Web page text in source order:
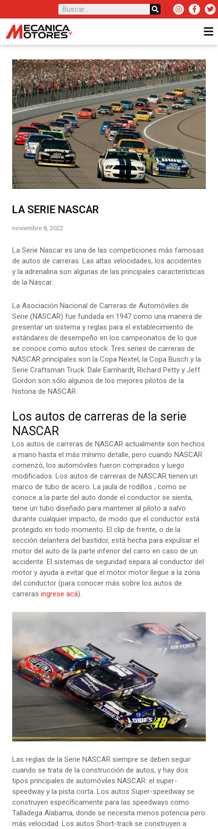
LA SERIE NASCAR
noviembre 8, 2022
La Serie Nascar es una de las competiciones más famosas
de autos de carreras. Las altas velocidades, los accidentes
y la adrenalina son algunas de las principales características
de la Nascar.
La Asociación Nacional de Carreras de Automóviles de
Serie (NASCAR) fue fundada en 1947 como una manera de
presentar un sistema y reglas para el establecimiento de
estándares de desempeño en los campeonatos de lo que
se conoce como autos stock. Tres series de carreras de
NASCAR principales son la Copa Nextel, la Copa Busch y la
Serie Craftsman Truck. Dale Earnhardt, Richard Petty y Jeff
Gordon son sólo algunos de los mejores pilotos de la
historia de NASCAR.
Los autos de carreras de la serie
NASCAR
Los autos de carreras de NASCAR actualmente son hechos
a mano hasta el más mínimo detalle, pero cuando NASCAR
comenzó, los automóviles fueron comprados y luego
modificados. Los autos de carreras de NASCAR tienen un
marco de tubo de acero. La jaula de rodillos , como se
conoce a la parte del auto donde el conductor se sienta,
tiene un tubo diseñado para mantener al piloto a salvo
durante cualquier impacto, de modo que el conductor está
protegido en todo momento. El clip de frente, o de la
sección delantera del bastidor, está hecha para expulsar el
motor del auto de la parte inferior del carro en caso de un
accidente. El sistemas de seguridad separa al conductor del
motor y ayuda a evitar que el motor motor llegue a la zona
del conductor (para conocer más sobre los autos de
carreras ingrese acá).
Las reglas de la Serie NASCAR siempre se deben seguir
cuando se trata de la construcción de autos, y hay dos
tipos principales de automóviles NASCAR: el super-
speedway y la pista corta. Los autos Super-speedway se
construyen específicamente para las speedways como
Talladega Alabama, donde se necesita menos potencia pero
más velocidad. Los autos Short-track se construyen a